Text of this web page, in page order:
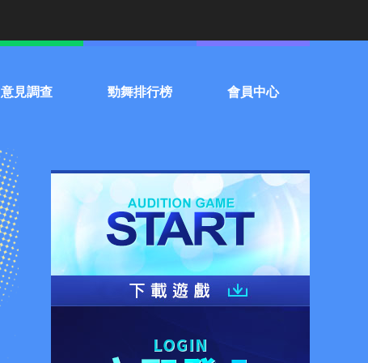
意見調查
熱門話題投票
勁舞排行榜
個人
會員中心
常見問題
停權名單